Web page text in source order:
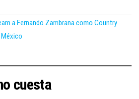
a Fernando Zambrana como Country
México
cuesta